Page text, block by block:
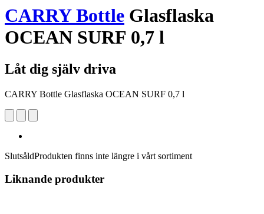
CARRY Bottle Glasflaska
OCEAN SURF 0,7 l
Låt dig själv driva
CARRY Bottle Glasflaska OCEAN SURF 0,7 l
SlutsåldProdukten finns inte längre i vårt sortiment
Liknande produkter